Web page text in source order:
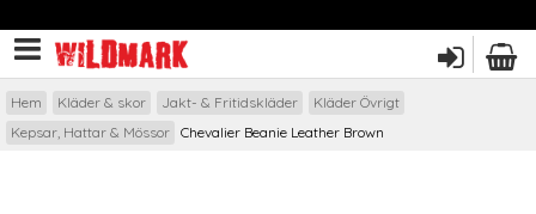
Hem Kläder & skor Jakt- & Fritidskläder
Kläder Övrigt
Kepsar, Hattar & Mössor Chevalier Beanie Leather Brown